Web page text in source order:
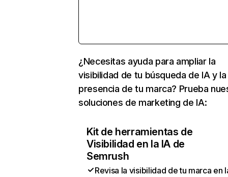
¿Necesitas ayuda para ampliar la
visibilidad de tu búsqueda de IA y la
presencia de tu marca? Prueba
soluciones de marketing de IA:
Kit de herramientas de
Visibilidad en la IA de
Semrush
Revisa la visibilidad de tu marca en